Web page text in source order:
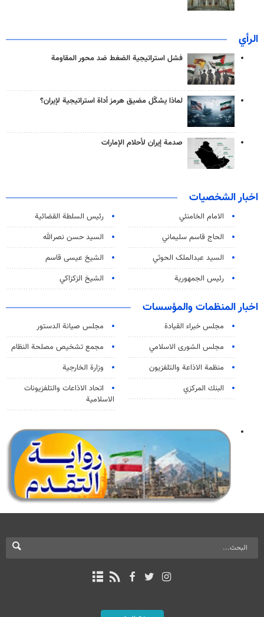
الرأي
فشل استراتيجية الضغط ضد محور المقاومة
لماذا يشكّل مضيق هرمز أداة استراتيجية لإيران؟
صدمة إيران لأحلام الإمارات
اخبار الشخصيات
الامام الخامنئي
رئیس السلطة القضائیة
الحاج قاسم سليماني
السيد حسن نصرالله
السید عبدالملک الحوثي
الشيخ عيسى قاسم
رئيس الجمهورية
الشيخ الزكزاكي
اخبار المنظمات والمؤسسات
مجلس خبراء القيادة
مجلس صيانة الدستور
مجلس الشورى الاسلامي
مجمع تشخيص مصلحة النظام
منظمة الاذاعة والتلفزیون
وزارة الخارجية
البنك المركزي
اتحاد الاذاعات والتلفزيونات
الاسلامية